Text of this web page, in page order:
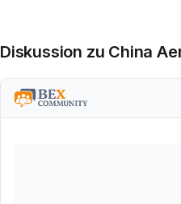
Diskussion zu China